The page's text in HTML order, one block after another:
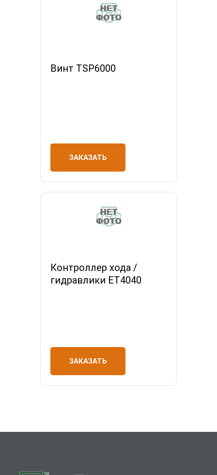
Винт TSP6000
ЗАКАЗАТЬ
Контроллер хода /
гидравлики ET4040
ЗАКАЗАТЬ